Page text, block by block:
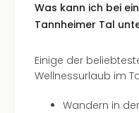
Was kann ich bei
Tannheimer Tal
Einige der
Wellnessurlaub im
Wandern in